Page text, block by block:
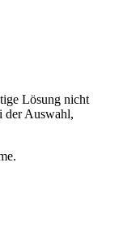
Lösung nicht
der Auswahl,